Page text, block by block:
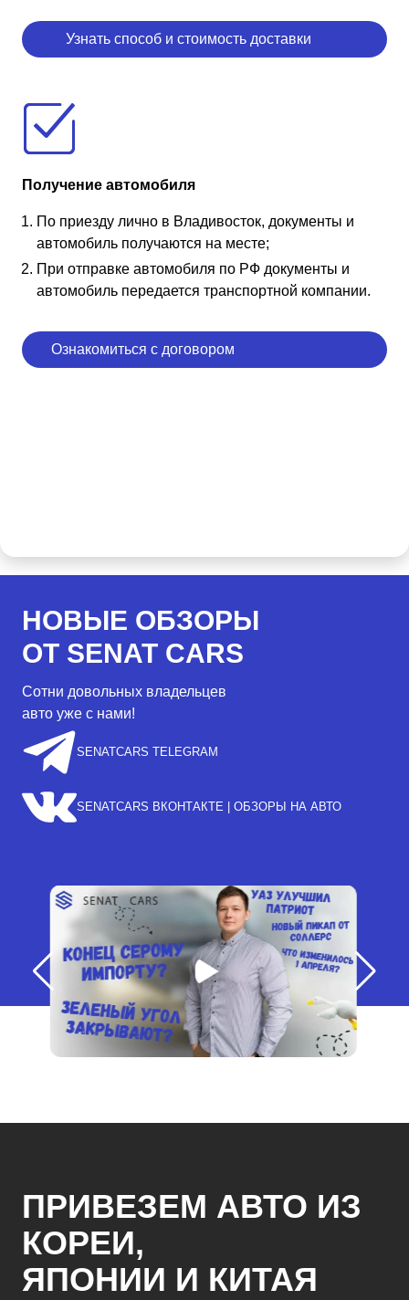
Узнать способ и стоимость доставки
Получение автомобиля
По приезду лично в Владивосток, документы и
автомобиль получаются на месте;
При отправке автомобиля по РФ документы и
автомобиль передается транспортной компании.
Ознакомиться с договором
НОВЫЕ ОБЗОРЫ
ОТ SENAT CARS
Сотни довольных владельцев
авто уже с нами!
SENATCARS TELEGRAM
SENATCARS ВКОНТАКТЕ | ОБЗОРЫ НА АВТО
ПРИВЕЗЕМ АВТО ИЗ
КОРЕИ,
ЯПОНИИ И КИТАЯ